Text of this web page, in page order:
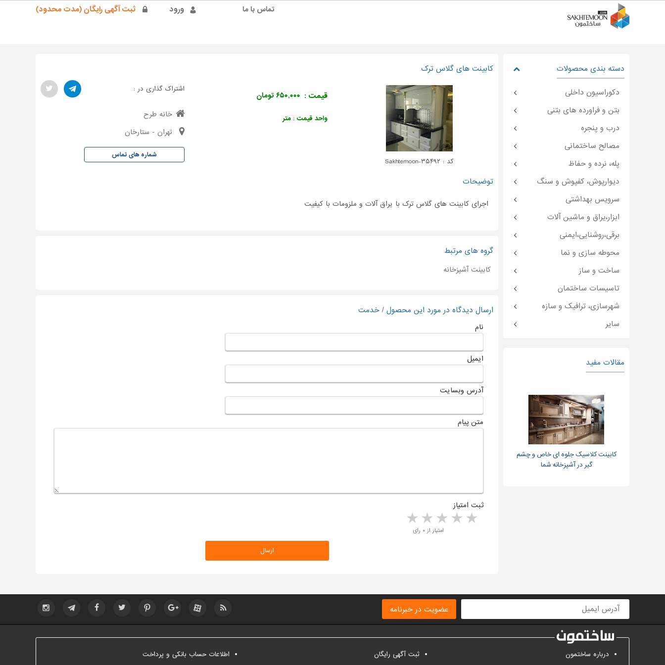
ورود ثبت آگهی رایگان (مدت محدود) تماس با ما
کابینت های گلاس ترک
کد : Sakhtemoon-۳۵۴۹۲
قیمت : ۶۵۰,۰۰۰ تومان
واحد قیمت : متر
توضیحات
اجرای کابینت های گلاس ترک با یراق آلات و ملزومات با کیفیت
اشتراک گذاری در :
خانه طرح
تهران - ستارخان
شماره های تماس
گروه های مرتبط
کابینت آشپزخانه
ارسال دیدگاه در مورد این محصول / خدمت
نام
ایمیل
آدرس وبسایت
متن پیام
ثبت امتیاز
4 stars 3 stars 2 stars 1 star امتیاز از ۰ رای
دسته بندی محصولات
دکوراسیون داخلی
بتن و فراورده های بتنی
درب و پنجره
مصالح ساختمانی
پله، نرده و حفاظ
دیوارپوش، کفپوش و سنگ
سرویس بهداشتی
ابزار،یراق و ماشین آلات
برقی،روشنایی،ایمنی
محوطه سازی و نما
ساخت و ساز
تاسیسات ساختمان
شهرسازی، ترافیک و سازه
سایر
مقالات مفید
کابینت کلاسیک جلوه ای خاص و چشم
گیر در آشپزخانه شما
عضویت در خبرنامه
درباره ساختمون ثبت آگهی رایگان اطلاعات حساب بانکی و پرداخت